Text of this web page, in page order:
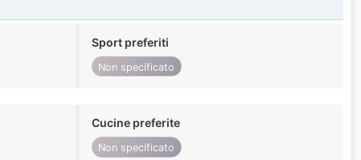
Sport preferiti
Non specificato
Cucine preferite
Non specificato